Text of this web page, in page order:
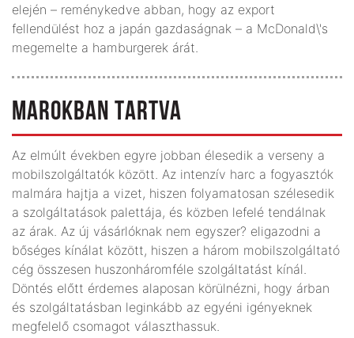
elején – reménykedve abban, hogy az export
fellendülést hoz a japán gazdaságnak – a McDonald\'s
megemelte a hamburgerek árát.
MAROKBAN TARTVA
Az elmúlt években egyre jobban élesedik a verseny a
mobilszolgáltatók között. Az intenzív harc a fogyasztók
malmára hajtja a vizet, hiszen folyamatosan szélesedik
a szolgáltatások palettája, és közben lefelé tendálnak
az árak. Az új vásárlóknak nem egyszer? eligazodni a
bőséges kínálat között, hiszen a három mobilszolgáltató
cég összesen huszonháromféle szolgáltatást kínál.
Döntés előtt érdemes alaposan körülnézni, hogy árban
és szolgáltatásban leginkább az egyéni igényeknek
megfelelő csomagot választhassuk.